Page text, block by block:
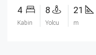
4
Kabin
8
Yolcu
21
m